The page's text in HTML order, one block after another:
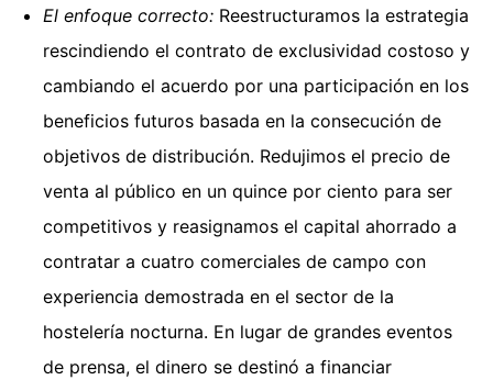
El enfoque correcto: Reestructuramos la estrategia
rescindiendo el contrato de exclusividad costoso y
cambiando el acuerdo por una participación en los
beneficios futuros basada en la consecución de
objetivos de distribución. Redujimos el precio de
venta al público en un quince por ciento para ser
competitivos y reasignamos el capital ahorrado a
contratar a cuatro comerciales de campo con
experiencia demostrada en el sector de la
hostelería nocturna. En lugar de grandes eventos
de prensa, el dinero se destinó a financiar